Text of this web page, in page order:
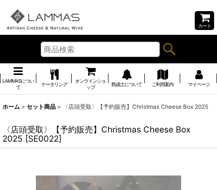
カート
LAMMASについ
て
ケータリング
オンラインショ
ップ
熟成士について ご利用案内 マイページ
ホーム > セット商品 > 〈店頭受取〉【予約販売】Christmas Cheese Box 2025
〈店頭受取〉【予約販売】Christmas Cheese Box
2025 [SE0022]